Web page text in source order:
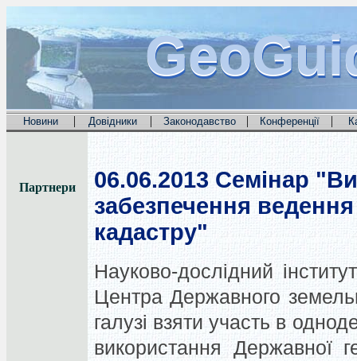
Новини | Довідники | Законодавство | Конференції |
Партнери 06.06.2013 Семінар
забезпечення
кадастру"
Науково-дослідний
Центра Державного
галузі взяти участь в
використання Державної